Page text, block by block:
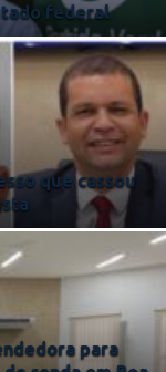
federal
que cassou
para